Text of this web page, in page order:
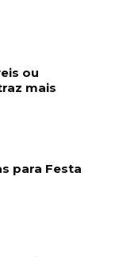
ou
mais
para Festa